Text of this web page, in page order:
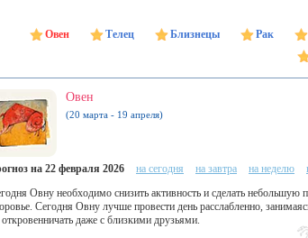
Овен Телец Близнецы Рак
Овен
(20 марта - 19 апреля)
на 22 февраля 2026 на сегодня на завтра на неделю
Овну необходимо снизить активность и сделать небольшую
Сегодня Овну лучше провести день расслабленно,
откровенничать даже с близкими друзьями.